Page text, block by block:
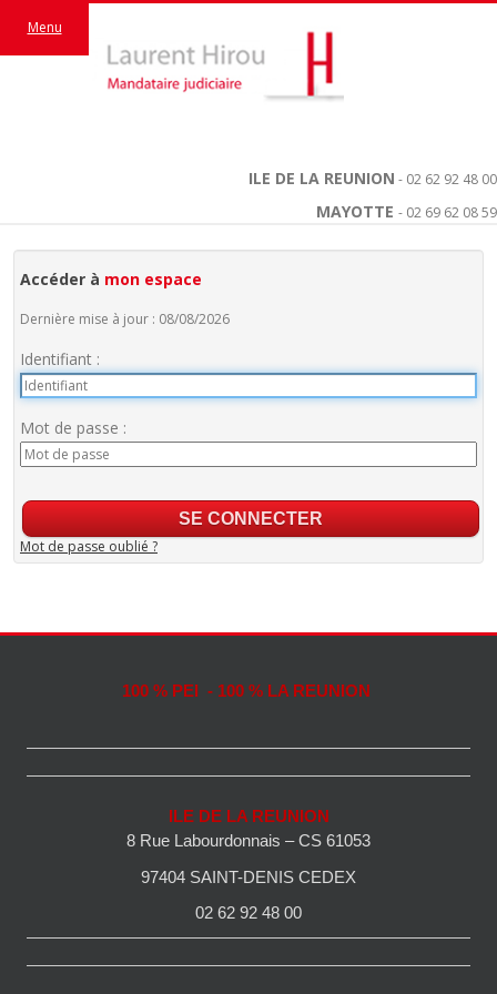
ILE DE LA REUNION - 02 62 92 48 00
MAYOTTE - 02 69 62 08 59
Menu
Accéder à mon espace
Dernière mise à jour : 08/08/2026
Identifiant :
Mot de passe :
Mot de passe oublié ?
100 % PEI - 100 % LA REUNION
ILE DE LA REUNION
8 Rue Labourdonnais – CS 61053
97404 SAINT-DENIS CEDEX
02 62 92 48 00